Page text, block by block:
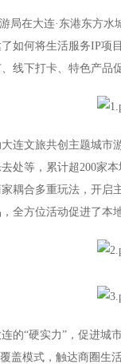
局在大连·东港东方
如何将生活服务IP
线下打卡、特色产
连文旅共创主题城
处等，累计超200家
耦合多重玩法，开
全方位活动促进了本
的“硬实力”，促进
盖模式，触达商圈